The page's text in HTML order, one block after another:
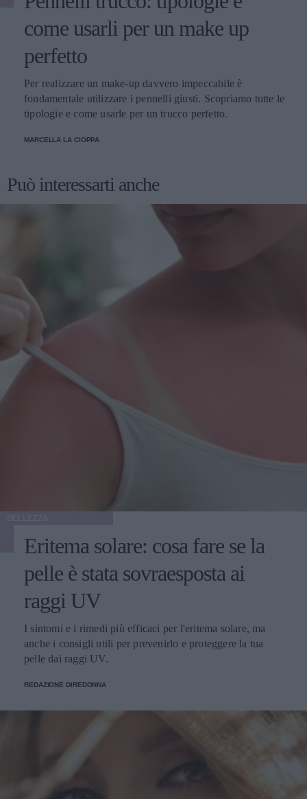
come usarli per un make up
perfetto
Per realizzare un make-up davvero impeccabile è
fondamentale utilizzare i pennelli giusti. Scopriamo tutte le
tipologie e come usarle per un trucco perfetto.
MARCELLA LA CIOPPA
Può interessarti anche
Eritema solare: cosa fare se la
pelle è stata sovraesposta ai
raggi UV
I sintomi e i rimedi più efficaci per l'eritema solare, ma
anche i consigli utili per prevenirlo e proteggere la tua
pelle dai raggi UV.
REDAZIONE DIREDONNA